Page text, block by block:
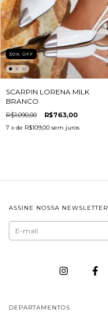
30% OFF
SCARPIN LORENA MILK
BRANCO
R$1.090,00 R$763,00
7 x de R$109,00 sem juros
ASSINE NOSSA NEWSLETTER
DEPARTAMENTOS